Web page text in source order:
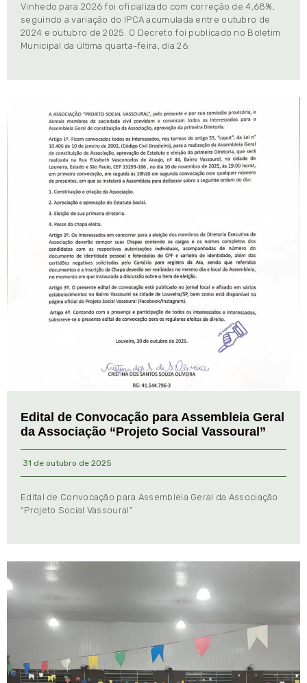
Vinhedo para 2026 foi oficializado com correção de 4,68%,
seguindo a variação do IPCA acumulada entre outubro de
2024 e outubro de 2025. O Decreto foi publicado no Boletim
Municipal da última quarta-feira, dia 26.
Edital de Convocação para Assembleia Geral
da Associação “Projeto Social Vassoural”
31 de outubro de 2025
Edital de Convocação para Assembleia Geral da Associação
“Projeto Social Vassoural”